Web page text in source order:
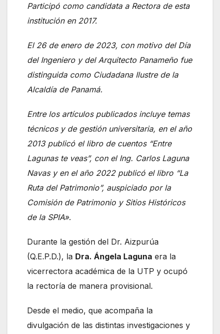
Participó como candidata a Rectora de esta
institución en 2017.
El 26 de enero de 2023, con motivo del Día
del Ingeniero y del Arquitecto Panameño fue
distinguida como Ciudadana Ilustre de la
Alcaldía de Panamá.
Entre los artículos publicados incluye temas
técnicos y de gestión universitaria, en el año
2013 publicó el libro de cuentos “Entre
Lagunas te veas”, con el Ing. Carlos Laguna
Navas y en el año 2022 publicó el libro “La
Ruta del Patrimonio”, auspiciado por la
Comisión de Patrimonio y Sitios Históricos
de la SPIA».
Durante la gestión del Dr. Aizpurúa
(Q.E.P.D.), la Dra. Ángela Laguna era la
vicerrectora académica de la UTP y ocupó
la rectoría de manera provisional.
Desde el medio, que acompaña la
divulgación de las distintas investigaciones y